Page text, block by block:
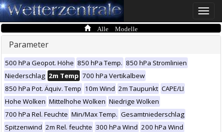
Toggle
Alle Modelle
Parameter
500 hPa Geopot. Höhe 850 hPa Temp. 850 hPa Stromlinien
Niederschlag 2m Temp 700 hPa Vertikalbew
850 hPa Pot. Äquiv. Temp 10m Wind 2m Taupunkt CAPE/LI
Hohe Wolken Mittelhohe Wolken Niedrige Wolken
700 hPa Rel. Feuchte Min/Max Temp. Gesamtniederschlag
Spitzenwind 2m Rel. feuchte 300 hPa Wind 200 hPa Wind